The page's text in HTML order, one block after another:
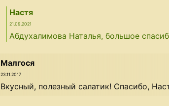
Настя
21.09.2021
Абдухалимова Наталья, большое
Малгося
23.11.2017
Вкусный, полезный салатик! Спасибо,